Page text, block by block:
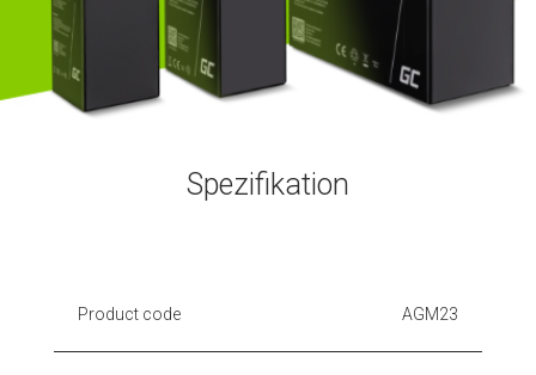
Spezifikation
Product code AGM23